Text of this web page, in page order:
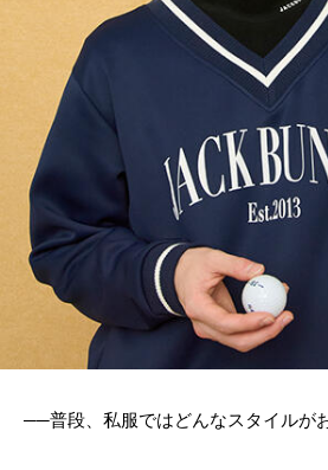
──普段、私服ではどんなスタイルが